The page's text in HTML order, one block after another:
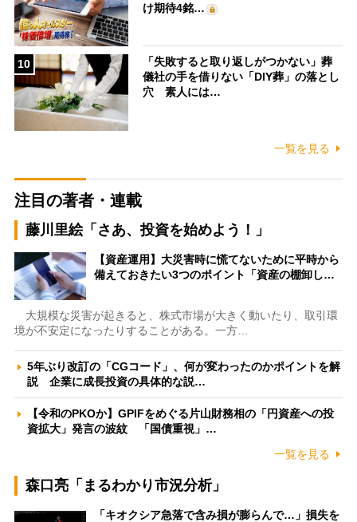
け期待4銘…
10
「失敗すると取り返しがつかない」葬
儀社の手を借りない「DIY葬」の落とし
穴 素人には…
一覧を見る
注目の著者・連載
藤川里絵「さあ、投資を始めよう！」
【資産運用】大災害時に慌てないために平時から
備えておきたい3つのポイント「資産の棚卸し…
大規模な災害が起きると、株式市場が大きく動いたり、取引環
境が不安定になったりすることがある。一方…
5年ぶり改訂の「CGコード」、何が変わったのかポイントを解
説 企業に成長投資の具体的な説…
【令和のPKOか】GPIFをめぐる片山財務相の「円資産への投
資拡大」発言の波紋 「国債重視」…
一覧を見る
森口亮「まるわかり市況分析」
「キオクシア急落で含み損が膨らんで…」損失を